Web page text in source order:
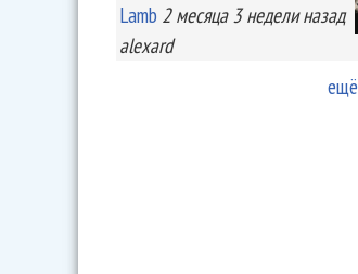
Lamb 2 месяца 3 неделиназад
alexard
ещё